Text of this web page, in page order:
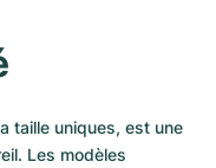
taille uniques, est une
Les modèles